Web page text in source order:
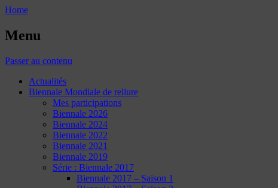
Home
Menu
Passer au contenu
Actualités
Biennale Mondiale de reliure
Mes participations
Biennale 2026
Biennale 2024
Biennale 2022
Biennale 2021
Biennale 2019
Série : Biennale 2017
Biennale 2017 – Saison 1